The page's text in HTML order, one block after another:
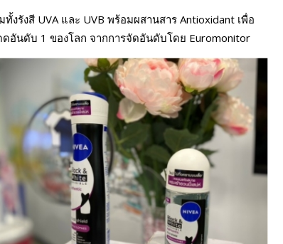
งสี UVA และ UVB พร้อมผสานสาร Antioxidant เพื่อ
อันดับ 1 ของโลก จากการจัดอันดับโดย Euromonitor